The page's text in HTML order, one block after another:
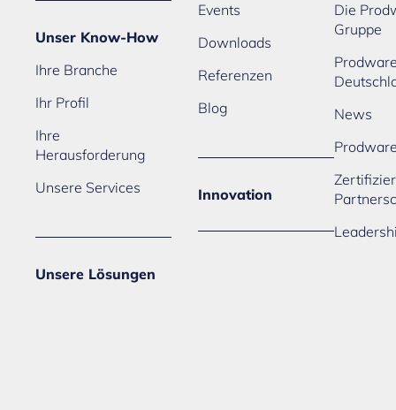
Unser Know-How
Ihre Branche
Ihr Profil
Ihre
Herausforderung
Unsere Services
Unsere Lösungen
Events
Downloads
Referenzen
Blog
Innovation
Die
Gruppe
News